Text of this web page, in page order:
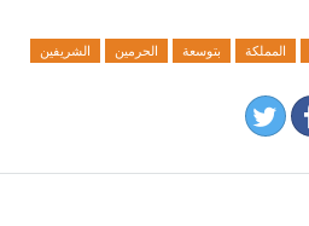
المملكة بتوسعة الحرمين الشريفين